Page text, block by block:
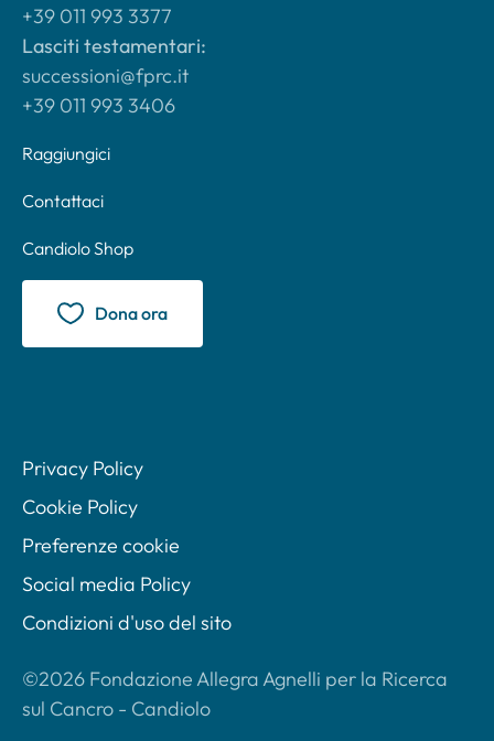
+39 011 993 3377
Lasciti testamentari:
successioni@fprc.it
+39 011 993 3406
Raggiungici
Contattaci
Candiolo Shop
Dona ora
©2026 Fondazione Allegra Agnelli per la Ricerca
sul Cancro - Candiolo
Privacy Policy
Cookie Policy
Preferenze cookie
Social media Policy
Condizioni d'uso del sito